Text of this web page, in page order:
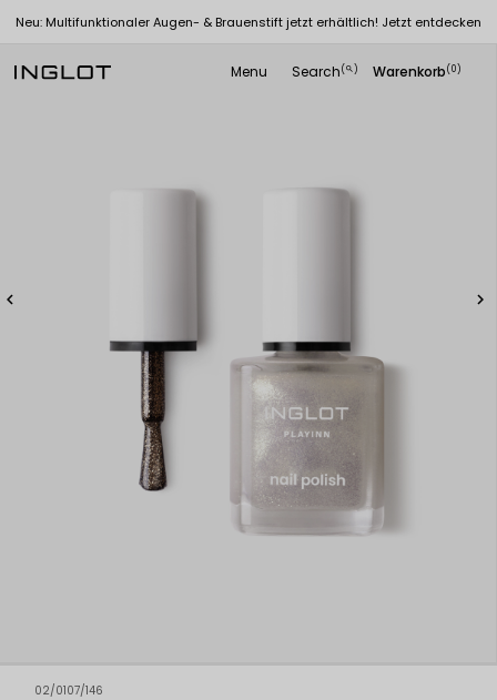
Neu: Multifunktionaler Augen- & Brauenstift jetzt erhältlich! Jetzt entdecken
Menu Search(
search ) Warenkorb(0)
 
02/0107/146